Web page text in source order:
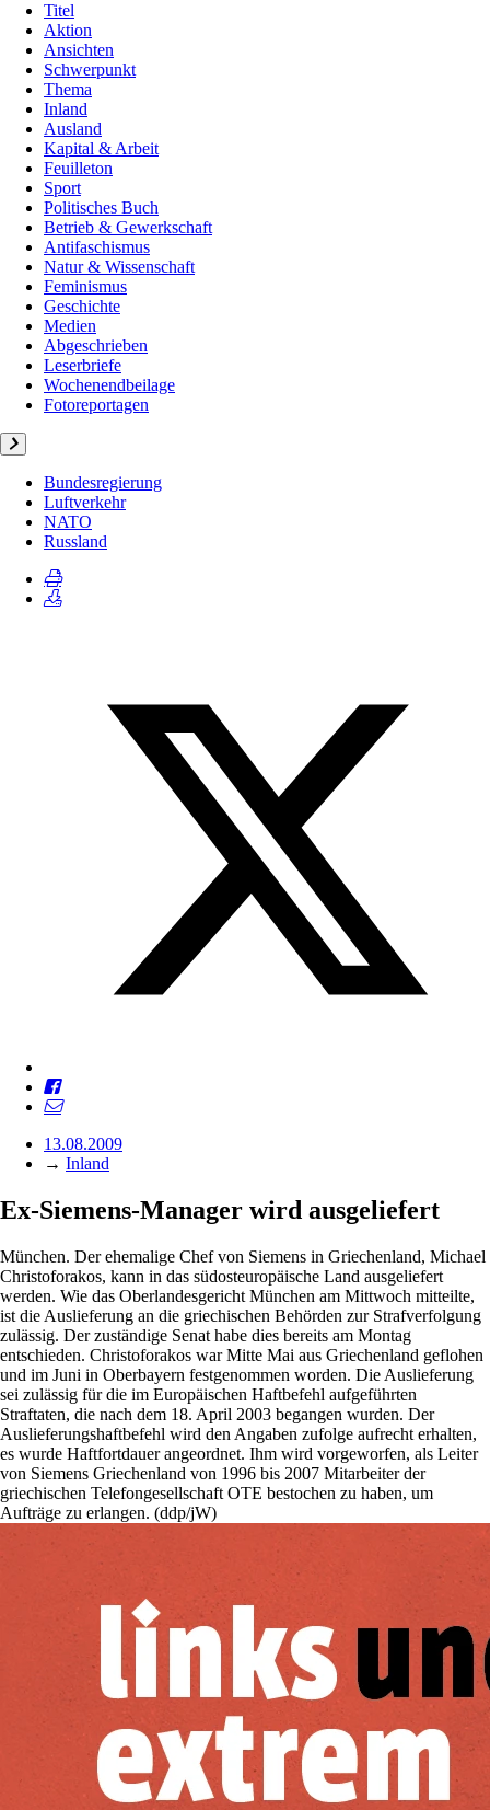
Titel
Aktion
Ansichten
Schwerpunkt
Thema
Inland
Ausland
Kapital & Arbeit
Feuilleton
Sport
Politisches Buch
Betrieb & Gewerkschaft
Antifaschismus
Natur & Wissenschaft
Feminismus
Geschichte
Medien
Abgeschrieben
Leserbriefe
Wochenendbeilage
Fotoreportagen
Bundesregierung
Luftverkehr
NATO
Russland
13.08.2009
→ Inland
Ex-Siemens-Manager wird ausgeliefert
München. Der ehemalige Chef von Siemens in Griechenland, Michael
Christoforakos, kann in das südosteuropäische Land ausgeliefert
werden. Wie das Oberlandesgericht München am Mittwoch mitteilte,
ist die Auslieferung an die griechischen Behörden zur Strafverfolgung
zulässig. Der zuständige Senat habe dies bereits am Montag
entschieden. Christoforakos war Mitte Mai aus Griechenland geflohen
und im Juni in Oberbayern festgenommen worden. Die Auslieferung
sei zulässig für die im Europäischen Haftbefehl aufgeführten
Straftaten, die nach dem 18. April 2003 begangen wurden. Der
Auslieferungshaftbefehl wird den Angaben zufolge aufrecht erhalten,
es wurde Haftfortdauer angeordnet. Ihm wird vorgeworfen, als Leiter
von Siemens Griechenland von 1996 bis 2007 Mitarbeiter der
griechischen Telefongesellschaft OTE bestochen zu haben, um
Aufträge zu erlangen. (ddp/jW)